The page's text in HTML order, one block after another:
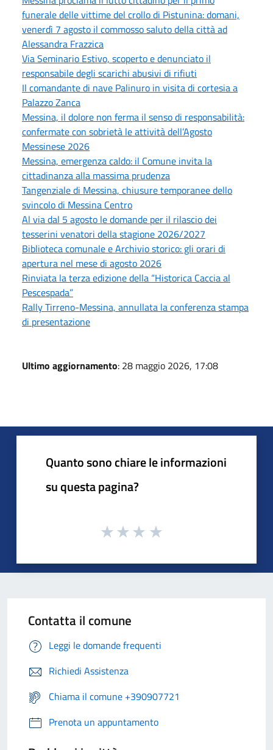
funerale delle vittime del crollo di Pistunina: domani,
venerdì 7 agosto il commosso saluto della città ad
Alessandra Frazzica
Via Seminario Estivo, scoperto e denunciato il
responsabile degli scarichi abusivi di rifiuti
Il comandante di nave Palinuro in visita di cortesia a
Palazzo Zanca
Messina, il dolore non ferma il senso di responsabilità:
confermate con sobrietà le attività dell’Agosto
Messinese 2026
Messina, emergenza caldo: il Comune invita la
cittadinanza alla massima prudenza
Tangenziale di Messina, chiusure temporanee dello
svincolo di Messina Centro
Al via dal 5 agosto le domande per il rilascio dei
tesserini venatori della stagione 2026/2027
Biblioteca comunale e Archivio storico: gli orari di
apertura nel mese di agosto 2026
Rinviata la terza edizione della “Historica Caccia al
Pescespada”
Rally Tirreno-Messina, annullata la conferenza stampa
di presentazione
Ultimo aggiornamento: 28 maggio 2026, 17:08
Quanto sono chiare le informazioni
su questa pagina?
Contatta il comune
Leggi le domande frequenti
Richiedi Assistenza
Chiama il comune +390907721
Prenota un appuntamento